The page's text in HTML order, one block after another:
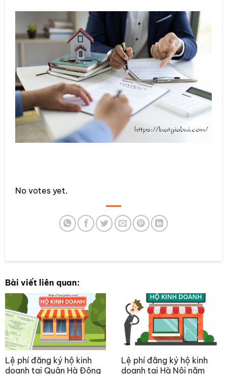
SUBMIT RATING
No votes yet.
Bài viết liên quan:
Lệ phí đăng ký hộ kinh
doanh tại Quận Hà Đông
Lệ phí đăng ký hộ kinh
doanh tại Hà Nội năm